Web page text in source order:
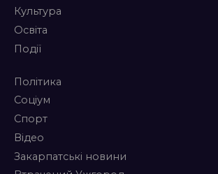
Культура
Освіта
Події
Політика
Соціум
Спорт
Відео
Закарпатські новини